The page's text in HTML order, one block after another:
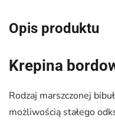
Opis produktu
Krepina
Rodzaj marszczonej
możliwością stałego